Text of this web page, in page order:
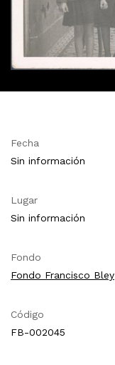
Fecha
Sin información
Lugar
Sin información
Fondo
Fondo Francisco Bley
Código
FB-002045